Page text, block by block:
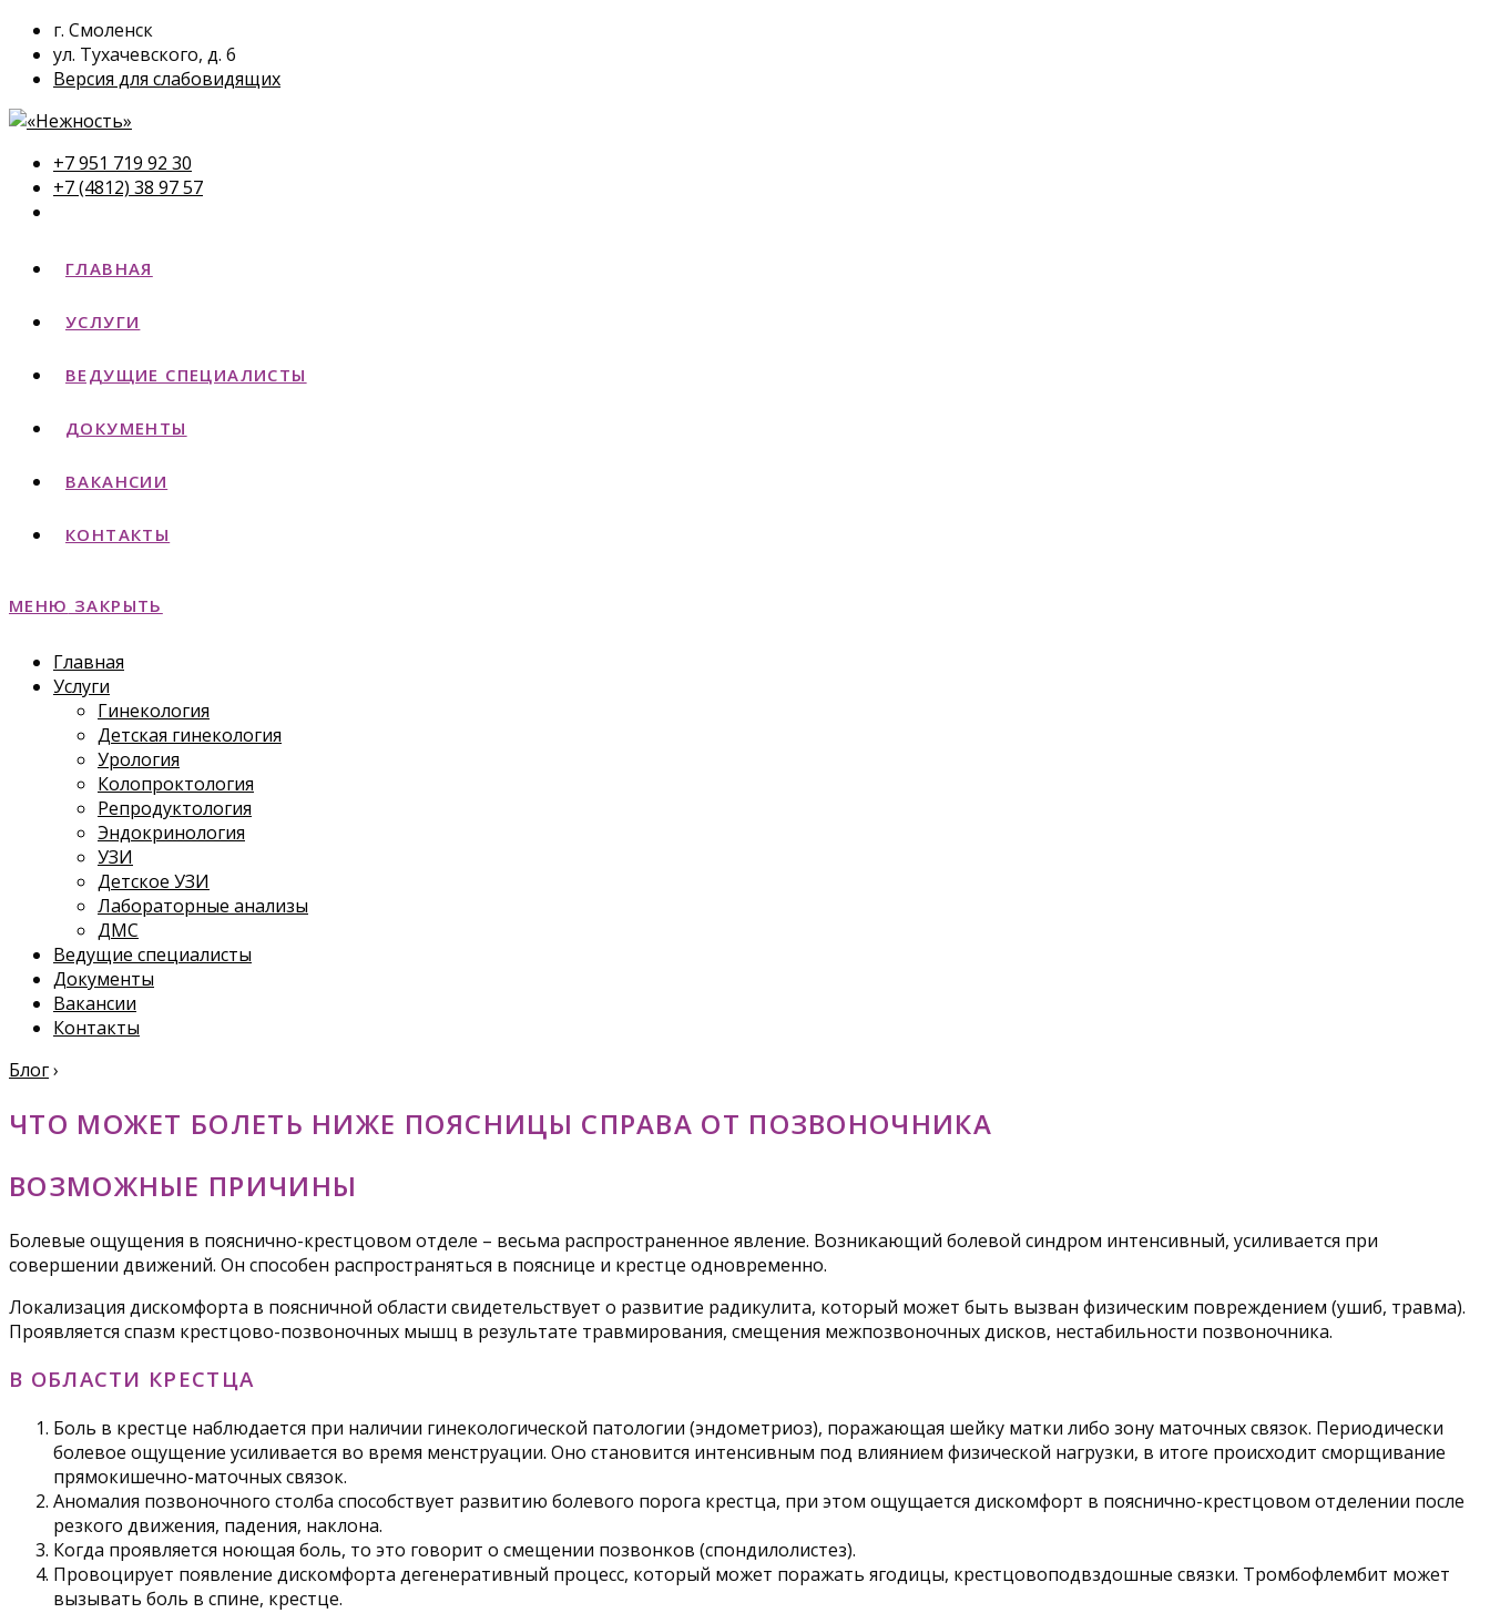
г. Смоленск
ул. Тухачевского, д. 6
Версия для слабовидящих
+7 951 719 92 30
+7 (4812) 38 97 57
ГЛАВНАЯ
УСЛУГИ
ВЕДУЩИЕ СПЕЦИАЛИСТЫ
ДОКУМЕНТЫ
ВАКАНСИИ
КОНТАКТЫ
МЕНЮ ЗАКРЫТЬ
Главная
Услуги
Гинекология
Детская гинекология
Урология
Колопроктология
Репродуктология
Эндокринология
УЗИ
Детское УЗИ
Лабораторные анализы
ДМС
Ведущие специалисты
Документы
Вакансии
Контакты
Блог›
ЧТО МОЖЕТ БОЛЕТЬ НИЖЕ ПОЯСНИЦЫ СПРАВА ОТ ПОЗВОНОЧНИКА
ВОЗМОЖНЫЕ ПРИЧИНЫ
Болевые ощущения в пояснично-крестцовом отделе – весьма распространенное явление. Возникающий болевой синдром интенсивный, усиливается при
совершении движений. Он способен распространяться в пояснице и крестце одновременно.
Локализация дискомфорта в поясничной области свидетельствует о развитие радикулита, который может быть вызван физическим повреждением (ушиб, травма).
Проявляется спазм крестцово-позвоночных мышц в результате травмирования, смещения межпозвоночных дисков, нестабильности позвоночника.
В ОБЛАСТИ КРЕСТЦА
Боль в крестце наблюдается при наличии гинекологической патологии (эндометриоз), поражающая шейку матки либо зону маточных связок. Периодически
болевое ощущение усиливается во время менструации. Оно становится интенсивным под влиянием физической нагрузки, в итоге происходит сморщивание
прямокишечно-маточных связок.
Аномалия позвоночного столба способствует развитию болевого порога крестца, при этом ощущается дискомфорт в пояснично-крестцовом отделении после
резкого движения, падения, наклона.
Когда проявляется ноющая боль, то это говорит о смещении позвонков (спондилолистез).
Провоцирует появление дискомфорта дегенеративный процесс, который может поражать ягодицы, крестцовоподвздошные связки. Тромбофлембит может
вызывать боль в спине, крестце.